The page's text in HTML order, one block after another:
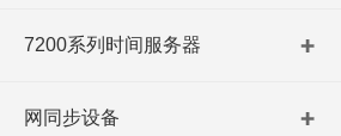
7200系列时间服务器
网同步设备